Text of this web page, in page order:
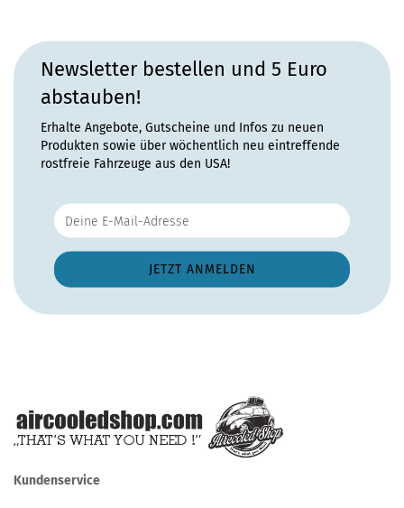
Newsletter bestellen und 5 Euro
abstauben!
Erhalte Angebote, Gutscheine und Infos zu neuen
Produkten sowie über wöchentlich neu eintreffende
rostfreie Fahrzeuge aus den USA!
Kundenservice